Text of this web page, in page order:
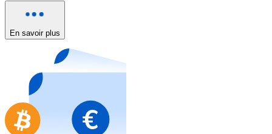
Acheter avec carte
Nouveau
Achetez des cartes-cadeaux de vos marques
Aller à la boutique de cartes-cadeaux
En savoir plus